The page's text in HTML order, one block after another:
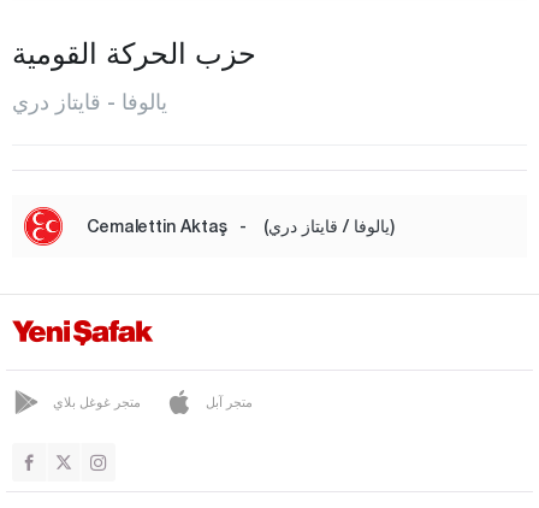
قايتاز دري
قورو
صوباشي
طاش كوبرو
تيرمال
تشويقيه
حزب الحركة القومية
يالوفا - قايتاز دري
Cemalettin Aktaş - (يالوفا / قايتاز دري)
متجر غوغل بلاي متجر آبل